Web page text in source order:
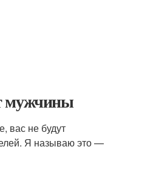
мужчины
вас не будут
Я называю это —